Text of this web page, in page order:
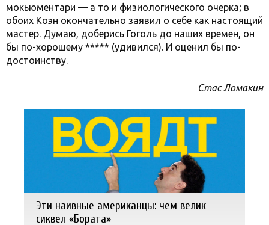
мокьюментари — а то и физиологического очерка; в
обоих Коэн окончательно заявил о себе как настоящий
мастер. Думаю, доберись Гоголь до наших времен, он
бы по-хорошему ***** (удивился). И оценил бы по-
достоинству.
Стас Ломакин
Эти наивные американцы: чем велик
сиквел «Бората»